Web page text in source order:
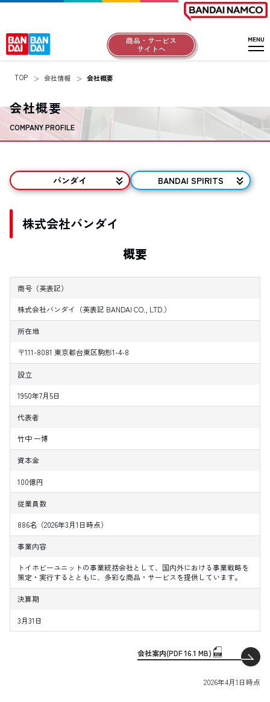
商品・サービス
サイトへ
TOP 会社情報 会社概要
会社概要
COMPANY PROFILE
バンダイ BANDAI SPIRITS
株式会社バンダイ
概要
商号（英表記）
株式会社バンダイ（英表記 BANDAI CO., LTD.）
所在地
〒111-8081 東京都台東区駒形1-4-8
設立
1950年7月5日
代表者
竹中 一博
資本金
100億円
従業員数
886名（2026年3月1日時点）
事業内容
トイホビーユニットの事業統括会社として、国内外における事業戦略を
策定・実行するとともに、多彩な商品・サービスを提供しています。
決算期
3月31日
会社案内(PDF 16.1 MB)
2026年4月1日時点